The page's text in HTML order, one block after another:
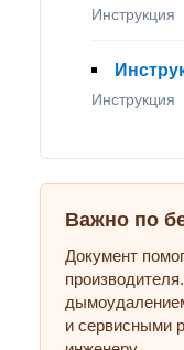
Инструкция
Инструкция
Важно по
Документ
и сервисными